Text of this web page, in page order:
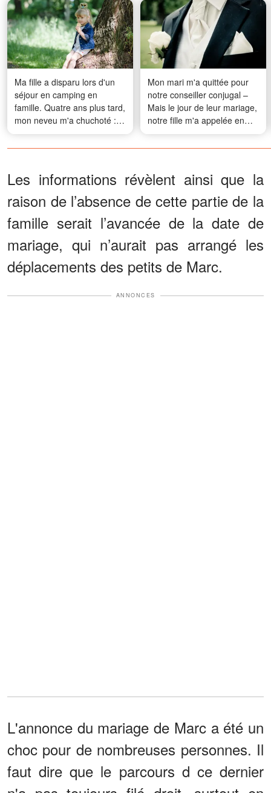
Ma fille a disparu lors d'un
séjour en camping en
famille. Quatre ans plus tard,
mon neveu m'a chuchoté : «
J'ai vu ce qui s'est
réellement passé cette nuit-
simplement perdue. »
Mon mari m'a quittée pour
notre conseiller conjugal –
Mais le jour de leur mariage,
notre fille m'a appelée en
pleurant et m'a dit : «
Maman, il faut que tu
Les informations révèlent ainsi que la
raison de l’absence de cette partie de la
famille serait l’avancée de la date de
mariage, qui n’aurait pas arrangé les
déplacements des petits de Marc.
ANNONCES
L'annonce du mariage de Marc a été un
choc pour de nombreuses personnes. Il
faut dire que le parcours d ce dernier